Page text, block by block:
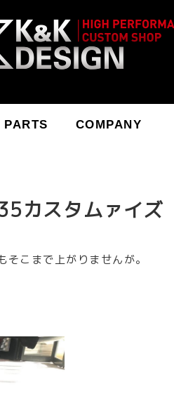
PARTS COMPANY
カスタムァイズ
こまで上がりませんが。